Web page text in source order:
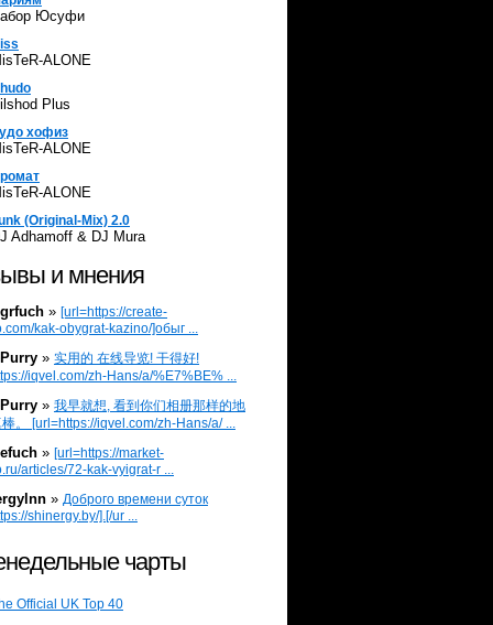
Юсуфи
ALONE
Plus
хофиз
ALONE
ALONE
(Original-Mix) 2.0
Adhamoff & DJ Mura
и мнения
» [url=https://create-
kak-obygrat-kazino/]обыг ...
» 实用的 在线导览! 干得好!
iqvel.com/zh-Hans/a/%E7%BE% ...
» 我早就想, 看到你们相册那样的地
。 [url=https://iqvel.com/zh-Hans/a/ ...
» [url=https://market-
articles/72-kak-vyigrat-r ...
» Доброго времени суток
shinergy.by/].[/ur ...
чарты
Official UK Top 40